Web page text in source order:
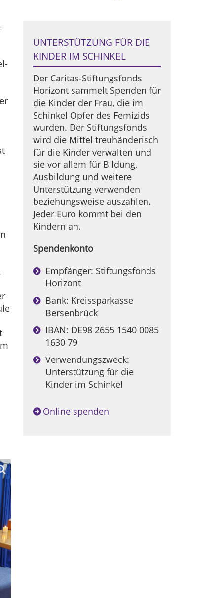
UNTERSTÜTZUNG FÜR DIE
KINDER IM SCHINKEL
Der Caritas-Stiftungsfonds
Horizont sammelt Spenden für
die Kinder der Frau, die im
Schinkel Opfer des Femizids
wurden. Der Stiftungsfonds
wird die Mittel treuhänderisch
für die Kinder verwalten und
sie vor allem für Bildung,
Ausbildung und weitere
Unterstützung verwenden
beziehungsweise auszahlen.
Jeder Euro kommt bei den
Kindern an.
Spendenkonto
Empfänger: Stiftungsfonds
Horizont
Bank: Kreissparkasse
Bersenbrück
IBAN: DE98 2655 1540 0085
1630 79
Verwendungszweck:
Unterstützung für die
Kinder im Schinkel
Online spenden